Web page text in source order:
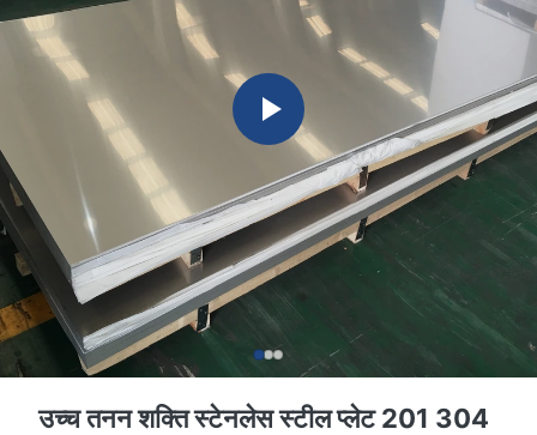
उच्च तनन शक्ति स्टेनलेस स्टील प्लेट 201 304